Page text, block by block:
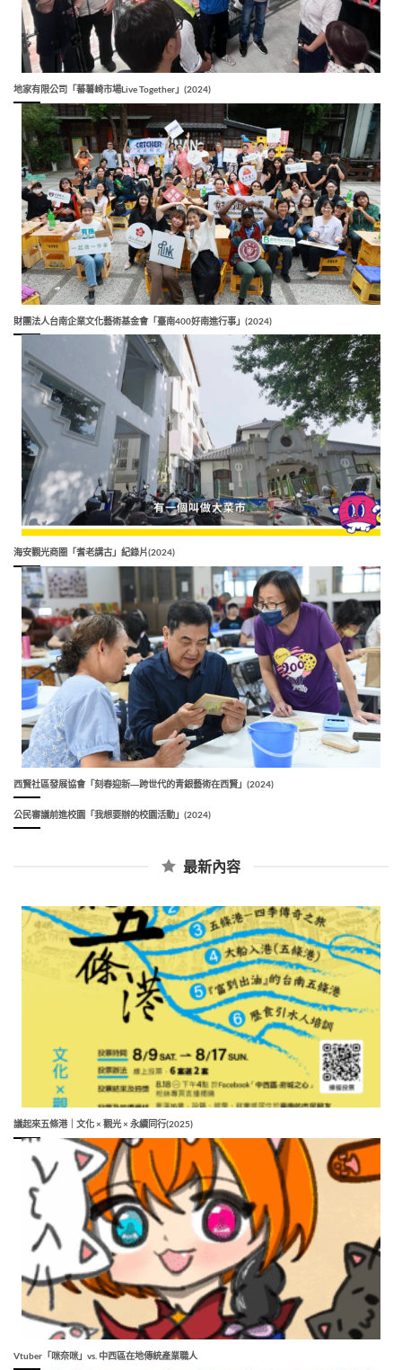
地家有限公司「蕃薯崎市場Live Together」(2024)
財團法人台南企業文化藝術基金會「臺南400好南進行事」(2024)
海安觀光商圈「耆老講古」紀錄片(2024)
西賢社區發展協會「刻春迎新―跨世代的青銀藝術在西賢」(2024)
公民審議前進校園「我想要辦的校園活動」(2024)
最新內容
議起來五條港｜文化 × 觀光 × 永續同行(2025)
Vtuber「咪奈咪」vs. 中西區在地傳統產業職人